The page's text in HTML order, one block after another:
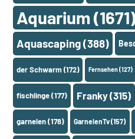
Aquarium
Aquascaping(388)
der Schwarm(172) Fernsehen(127)
fischlinge(177) Franky(315)
garnelen(178) GarnelenTv(157)